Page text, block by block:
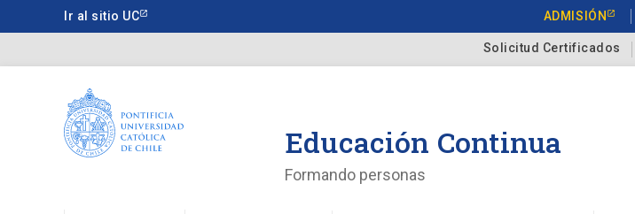
a
Ir al sitio UC ADMISIÓN
Solicitud Certificados
Educación Continua
Formando personas